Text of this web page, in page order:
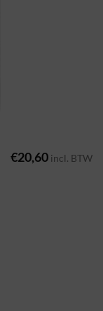
€20,60 incl. BTW